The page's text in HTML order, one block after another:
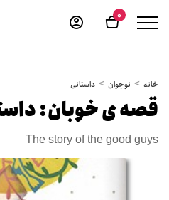
0
خانه نوجوان داستانی
قصه ی خوبان:
The story of the good guys